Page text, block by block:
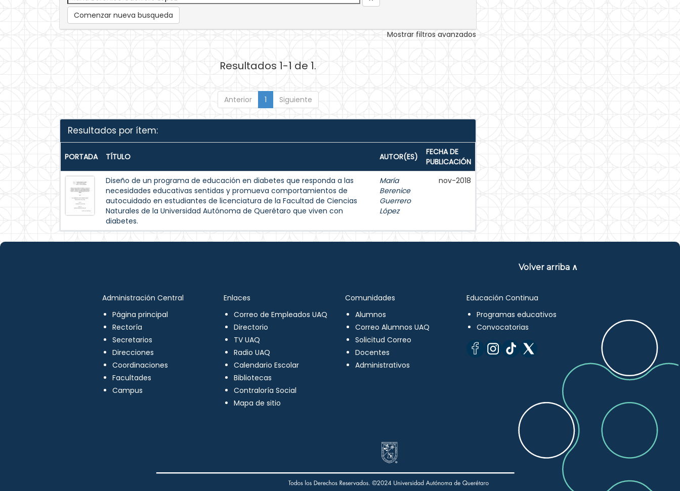
Comenzar nueva busqueda
Mostrar filtros avanzados
Resultados 1-1 de 1.
Anterior 1 Siguiente
Resultados por ítem:
PORTADA TÍTULO AUTOR(ES)
FECHA DE
PUBLICACIÓN
Diseño de un programa de educación en diabetes que responda a las
necesidades educativas sentidas y promueva comportamientos de
autocuidado en estudiantes de licenciatura de la Facultad de Ciencias
Naturales de la Universidad Autónoma de Querétaro que viven con
diabetes.
María
Berenice
Guerrero
López
nov-2018
Volver arriba ∧
Administración Central
Página principal
Rectoría
Secretarios
Direcciones
Coordinaciones
Facultades
Campus
Enlaces
Correo de Empleados UAQ
Directorio
TV UAQ
Radio UAQ
Calendario Escolar
Bibliotecas
Contraloría Social
Mapa de sitio
Comunidades
Alumnos
Correo Alumnos UAQ
Solicitud Correo
Docentes
Administrativos
Educación Continua
Programas educativos
Convocatorias